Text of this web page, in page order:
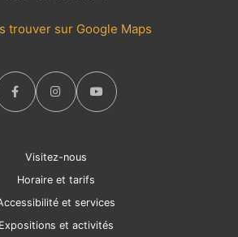
trouver sur Google Maps
Visitez-nous
Horaire et tarifs
et services
Expositions et activités